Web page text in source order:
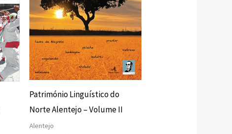
Património Linguístico do
Norte Alentejo – Volume II
Alentejo